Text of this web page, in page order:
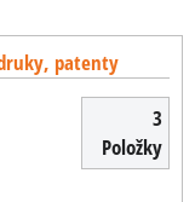
patenty
3
Položky